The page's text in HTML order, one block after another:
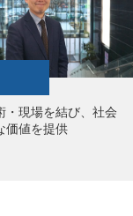
・現場を結び、社会
価値を提供